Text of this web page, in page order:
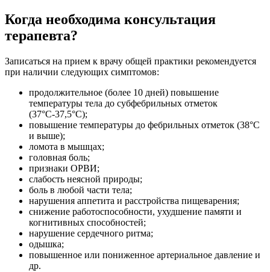
Когда необходима консультация
терапевта?
Записаться на прием к врачу общей практики рекомендуется
при наличии следующих симптомов:
продолжительное (более 10 дней) повышение
температуры тела до субфебрильных отметок
(37°С-37,5°С);
повышение температуры до фебрильных отметок (38°С
и выше);
ломота в мышцах;
головная боль;
признаки ОРВИ;
слабость неясной природы;
боль в любой части тела;
нарушения аппетита и расстройства пищеварения;
снижение работоспособности, ухудшение памяти и
когнитивных способностей;
нарушение сердечного ритма;
одышка;
повышенное или пониженное артериальное давление и
др.